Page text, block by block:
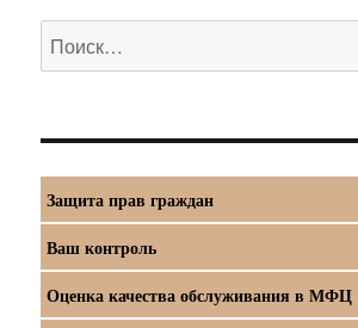
Искать:
Защита прав граждан
Ваш контроль
Оценка качества обслуживания в МФЦ